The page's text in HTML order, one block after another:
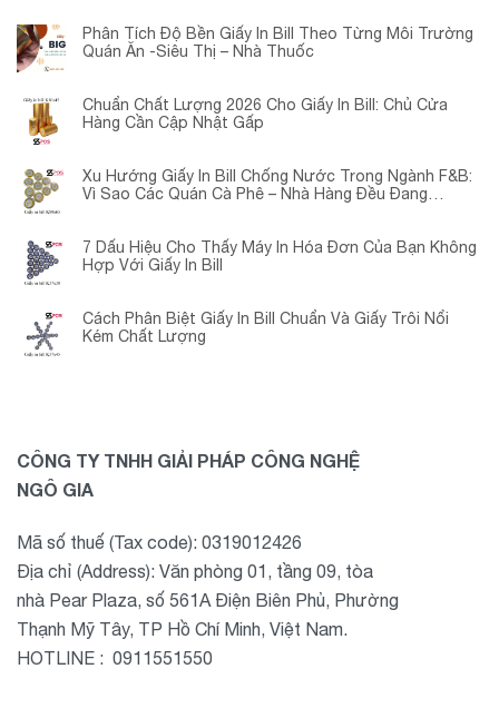
Phân Tích Độ Bền Giấy In Bill Theo Từng Môi Trường
Quán Ăn -Siêu Thị – Nhà Thuốc
Chuẩn Chất Lượng 2026 Cho Giấy In Bill: Chủ Cửa
Hàng Cần Cập Nhật Gấp
Xu Hướng Giấy In Bill Chống Nước Trong Ngành F&B:
Vì Sao Các Quán Cà Phê – Nhà Hàng Đều Đang
7 Dấu Hiệu Cho Thấy Máy In Hóa Đơn Của Bạn Không
Hợp Với Giấy In Bill
Cách Phân Biệt Giấy In Bill Chuẩn Và Giấy Trôi Nổi
Kém Chất Lượng
CÔNG TY TNHH GIẢI PHÁP CÔNG NGHỆ
NGÔ GIA
Mã số thuế (Tax code): 0319012426
Địa chỉ (Address): Văn phòng 01, tầng 09, tòa
nhà Pear Plaza, số 561A Điện Biên Phủ, Phường
Thạnh Mỹ Tây, TP Hồ Chí Minh, Việt Nam.
HOTLINE : 0911551550